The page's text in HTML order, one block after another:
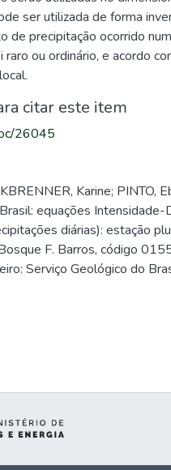
ser utilizada de forma
de precipitação ocorrido
ou ordinário, e acordo
citar este item
26045
Karine; PINTO,
equações Intensidade-
diárias): estação
F. Barros, código
Serviço Geológico do